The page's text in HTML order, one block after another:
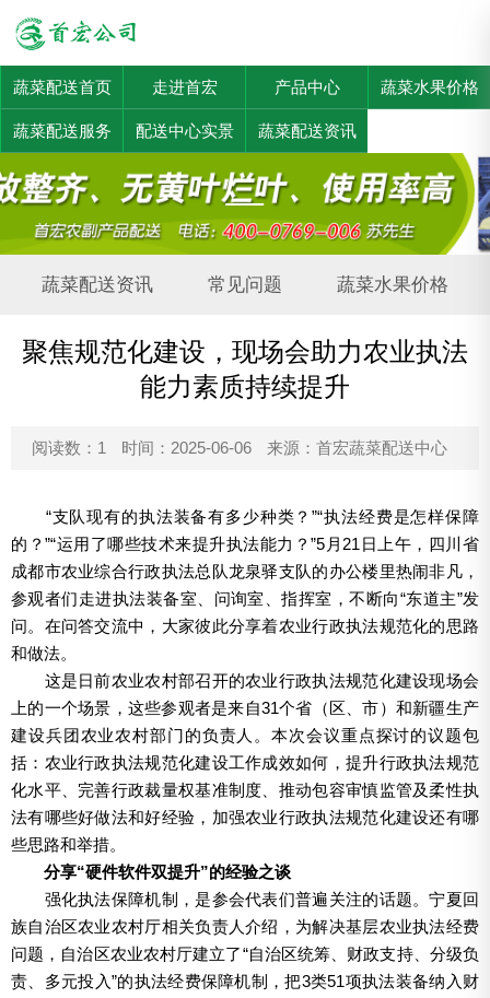
蔬菜配送首页 走进首宏 产品中心 蔬菜水果价格
蔬菜配送服务 配送中心实景 蔬菜配送资讯
蔬菜配送资讯 常见问题 蔬菜水果价格
聚焦规范化建设，现场会助力农业执法
能力素质持续提升
阅读数：1 时间：2025-06-06 来源：首宏蔬菜配送中心
“支队现有的执法装备有多少种类？”“执法经费是怎样保障
的？”“运用了哪些技术来提升执法能力？”5月21日上午，四川省
成都市农业综合行政执法总队龙泉驿支队的办公楼里热闹非凡，
参观者们走进执法装备室、问询室、指挥室，不断向“东道主”发
问。在问答交流中，大家彼此分享着农业行政执法规范化的思路
和做法。
这是日前农业农村部召开的农业行政执法规范化建设现场会
上的一个场景，这些参观者是来自31个省（区、市）和新疆生产
建设兵团农业农村部门的负责人。本次会议重点探讨的议题包
括：农业行政执法规范化建设工作成效如何，提升行政执法规范
化水平、完善行政裁量权基准制度、推动包容审慎监管及柔性执
法有哪些好做法和好经验，加强农业行政执法规范化建设还有哪
些思路和举措。
分享“硬件软件双提升”的经验之谈
强化执法保障机制，是参会代表们普遍关注的话题。宁夏回
族自治区农业农村厅相关负责人介绍，为解决基层农业执法经费
问题，自治区农业农村厅建立了“自治区统筹、财政支持、分级负
责、多元投入”的执法经费保障机制，把3类51项执法装备纳入财